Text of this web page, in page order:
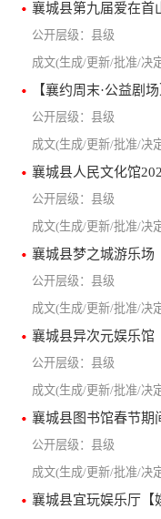
襄城县第九届爱在首
县级
【襄约周末·公益剧
县级
襄城县人民文化馆
县级
襄城县梦之城游乐场
县级
襄城县异次元娱乐馆
县级
襄城县图书馆春节期
县级
襄城县宜玩娱乐厅【